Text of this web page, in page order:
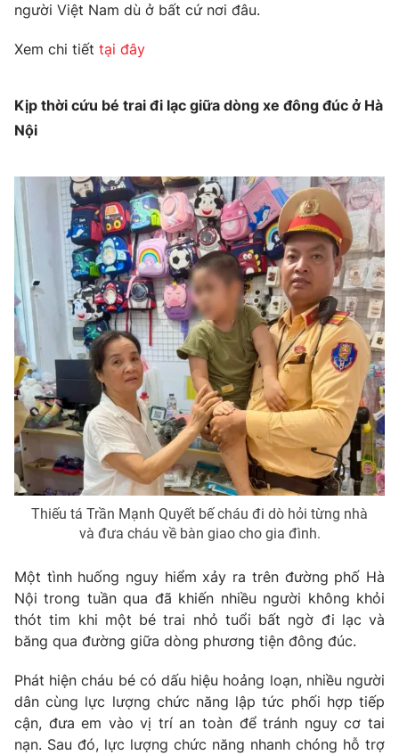
người Việt Nam dù ở bất cứ nơi đâu.
Xem chi tiết tại đây
Kịp thời cứu bé trai đi lạc giữa dòng xe đông đúc ở Hà
Nội
Thiếu tá Trần Mạnh Quyết bế cháu đi dò hỏi từng nhà
và đưa cháu về bàn giao cho gia đình.
Một tình huống nguy hiểm xảy ra trên đường phố Hà
Nội trong tuần qua đã khiến nhiều người không khỏi
thót tim khi một bé trai nhỏ tuổi bất ngờ đi lạc và
băng qua đường giữa dòng phương tiện đông đúc.
Phát hiện cháu bé có dấu hiệu hoảng loạn, nhiều người
dân cùng lực lượng chức năng lập tức phối hợp tiếp
cận, đưa em vào vị trí an toàn để tránh nguy cơ tai
nạn. Sau đó, lực lượng chức năng nhanh chóng hỗ trợ